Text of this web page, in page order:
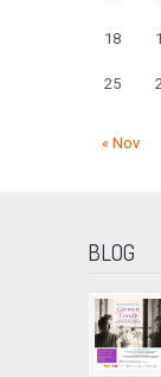
18
25
« Nov
BLOG